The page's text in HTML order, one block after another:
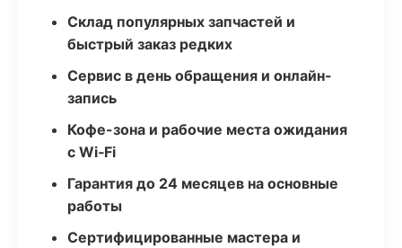
Склад популярных запчастей и
быстрый заказ редких
Сервис в день обращения и онлайн-
запись
Кофе-зона и рабочие места ожидания
с Wi‑Fi
Гарантия до 24 месяцев на основные
работы
Сертифицированные мастера и